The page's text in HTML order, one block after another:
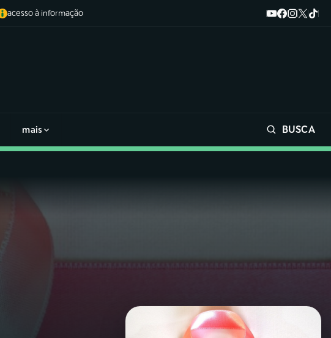
acesso à informação
mais BUSCA